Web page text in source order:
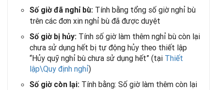
Số giờ đã nghỉ bù: Tính bằng tổng số giờ nghỉ bù
trên các đơn xin nghỉ bù đã được duyệt
Số giờ bị hủy: Tính số giờ làm thêm nghỉ bù còn lại
chưa sử dụng hết bị tự động hủy theo thiết lập
“Hủy quỹ nghỉ bù chưa sử dụng hết” (tại Thiết
lập\Quy định nghỉ)
Số giờ còn lại: Tính bằng: Số giờ làm thêm còn lại